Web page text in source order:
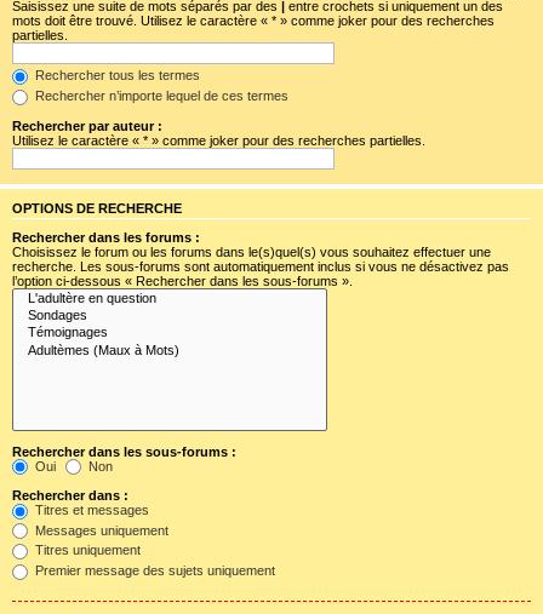
Saisissez une suite de mots séparés par des
entre crochets si uniquement un des
mots doit être trouvé. Utilisez le caractère « * » comme joker pour des recherches
partielles.
Rechercher tous les termes
Rechercher n’importe lequel de ces termes
Rechercher par auteur :
Utilisez le caractère « * » comme joker pour des recherches partielles.
OPTIONS DE RECHERCHE
Rechercher dans les forums :
Choisissez le forum ou les forums dans le(s)quel(s) vous souhaitez effectuer une
recherche. Les sous-forums sont automatiquement inclus si vous ne désactivez pas
l’option ci-dessous « Rechercher dans les sous-forums ».
Rechercher dans les sous-forums :
Oui
Non
Rechercher dans :
Titres et messages
Messages uniquement
Titres uniquement
Premier message des sujets uniquement